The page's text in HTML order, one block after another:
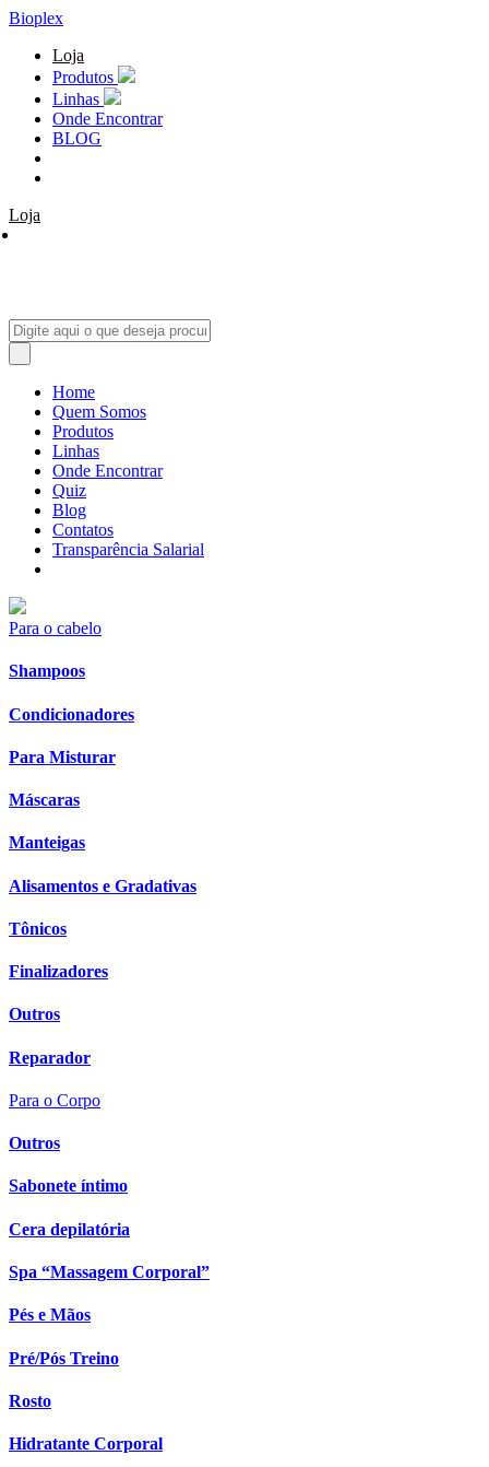
Bioplex
Loja
Produtos
Linhas
Onde Encontrar
BLOG
Loja
Home
Quem Somos
Produtos
Linhas
Onde Encontrar
Quiz
Blog
Contatos
Transparência Salarial
Para o cabelo
Shampoos
Condicionadores
Para Misturar
Máscaras
Manteigas
Alisamentos e Gradativas
Tônicos
Finalizadores
Outros
Reparador
Para o Corpo
Outros
Sabonete íntimo
Cera depilatória
Spa “Massagem Corporal”
Pés e Mãos
Pré/Pós Treino
Rosto
Hidratante Corporal